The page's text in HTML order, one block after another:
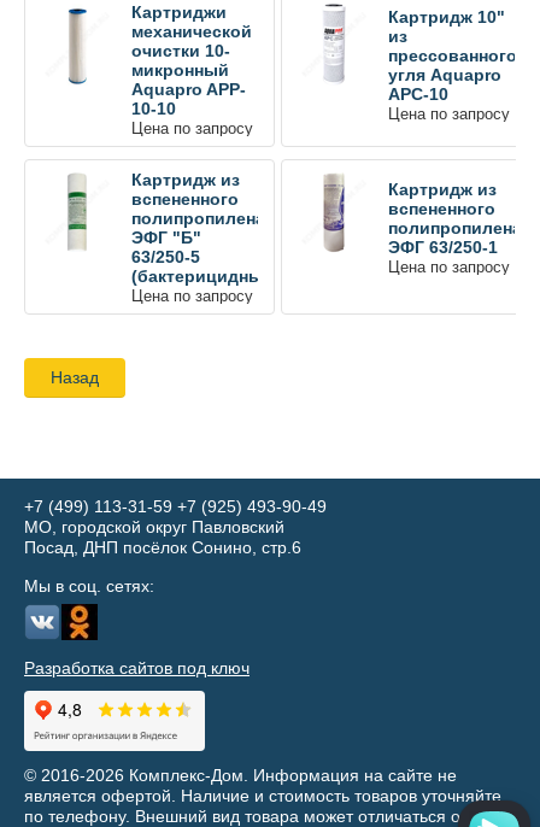
Картриджи
механической
очистки 10-
микронный
Aquapro APP-
10-10
Цена по запросу
Картридж 10"
из
прессованного
угля Aquapro
APC-10
Цена по запросу
Картридж из
вспененного
полипропилена
ЭФГ "Б"
63/250-5
(бактерицидный)
Цена по запросу
Картридж из
вспененного
полипропилена
ЭФГ 63/250-1
Цена по запросу
Назад
+7 (499) 113-31-59 +7 (925) 493-90-49
МО, городской округ Павловский
Посад, ДНП посёлок Сонино, стр.6
Мы в соц. сетях:
Разработка сайтов под ключ
© 2016-2026 Комплекс-Дом. Информация на сайте не
является офертой. Наличие и стоимость товаров уточняйте
по телефону. Внешний вид товара может отличаться от